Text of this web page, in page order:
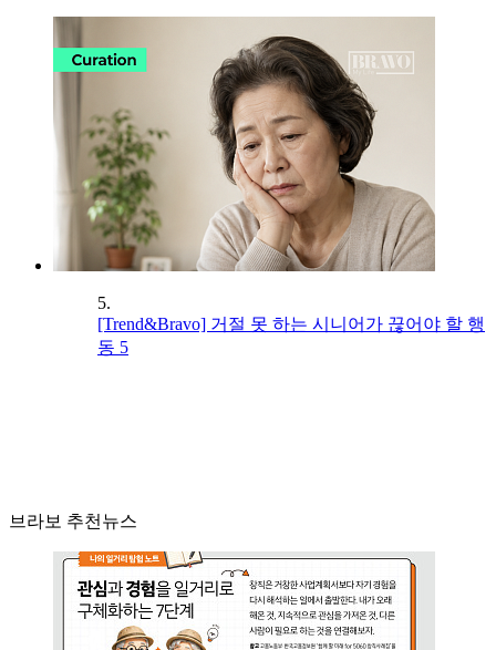
5.
[Trend&Bravo] 거절 못 하는 시니어가 끊어야 할 행
동 5
브라보 추천뉴스